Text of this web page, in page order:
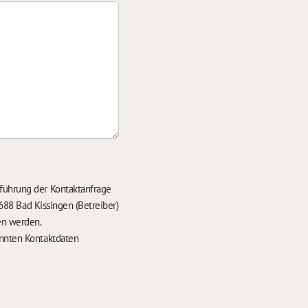
der Kontaktanfrage
Bad Kissingen (Betreiber)
werden.
Kontaktdaten